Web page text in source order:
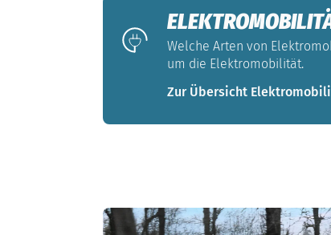
Welche Arten von
um die Elektromobilität.
Zur Übersicht